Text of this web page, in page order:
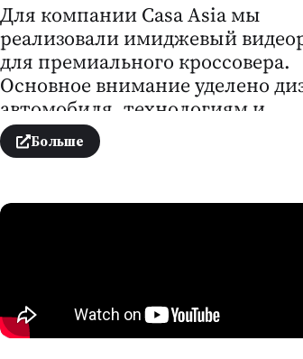
Для компании Casa Asia мы
реализовали имиджевый
для премиального кроссовера.
Основное внимание уделено
автомобиля, технологиям и
комфорту. Видео высокого
аккуратной композицией кадра и
демонстрирует стиль и
Больше